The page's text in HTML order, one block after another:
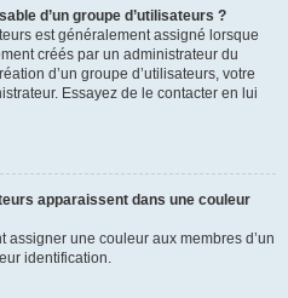
d’un groupe d’utilisateurs ?
est généralement assigné lorsque
créés par un administrateur du
d’un groupe d’utilisateurs, votre
Essayez de le contacter en lui
apparaissent dans une couleur
assigner une couleur aux membres d’un
identification.